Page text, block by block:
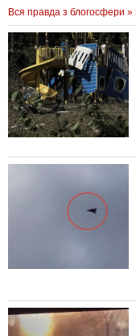
Вся правда з блогосфери »